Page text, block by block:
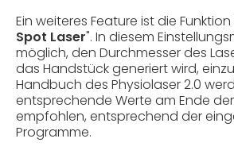
Ein weiteres Feature ist die Funktion
Spot Laser". In diesem
möglich, den Durchmesser des
das Handstück generiert wird,
Handbuch des Physiolaser 2.0
entsprechende Werte am Ende
empfohlen, entsprechend der
Programme.